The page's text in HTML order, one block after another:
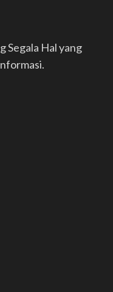
Segala Hal yang